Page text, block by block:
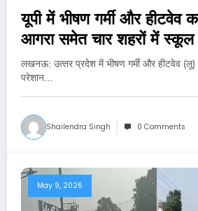
यूपी में भीषण गर्मी और हीटवेव
आगरा समेत चार शहरों में
लखनऊ: उत्‍तर प्रदेश में भीषण गर्मी और हीटवेव (लू)
परेशान…
Shailendra Singh 0 Comments
May 9, 2026